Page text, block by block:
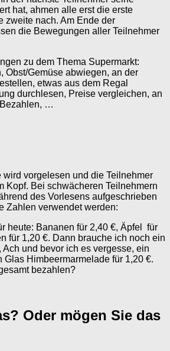
hat, ahmen alle erst die erste
zweite nach. Am Ende der
die Bewegungen aller Teilnehmer
zu dem Thema Supermarkt:
Obst/Gemüse abwiegen, an der
etwas aus dem Regal
durchlesen, Preise vergleichen, an
…
wird vorgelesen und die Teilnehmer
Kopf. Bei schwächeren Teilnehmern
des Vorlesens aufgeschrieben
Zahlen verwendet werden:
heute: Bananen für 2,40 €, Äpfel für
für 1,20 €. Dann brauche ich noch ein
Ach und bevor ich es vergesse, ein
Glas Himbeermarmelade für 1,20 €.
bezahlen?
Oder mögen Sie das